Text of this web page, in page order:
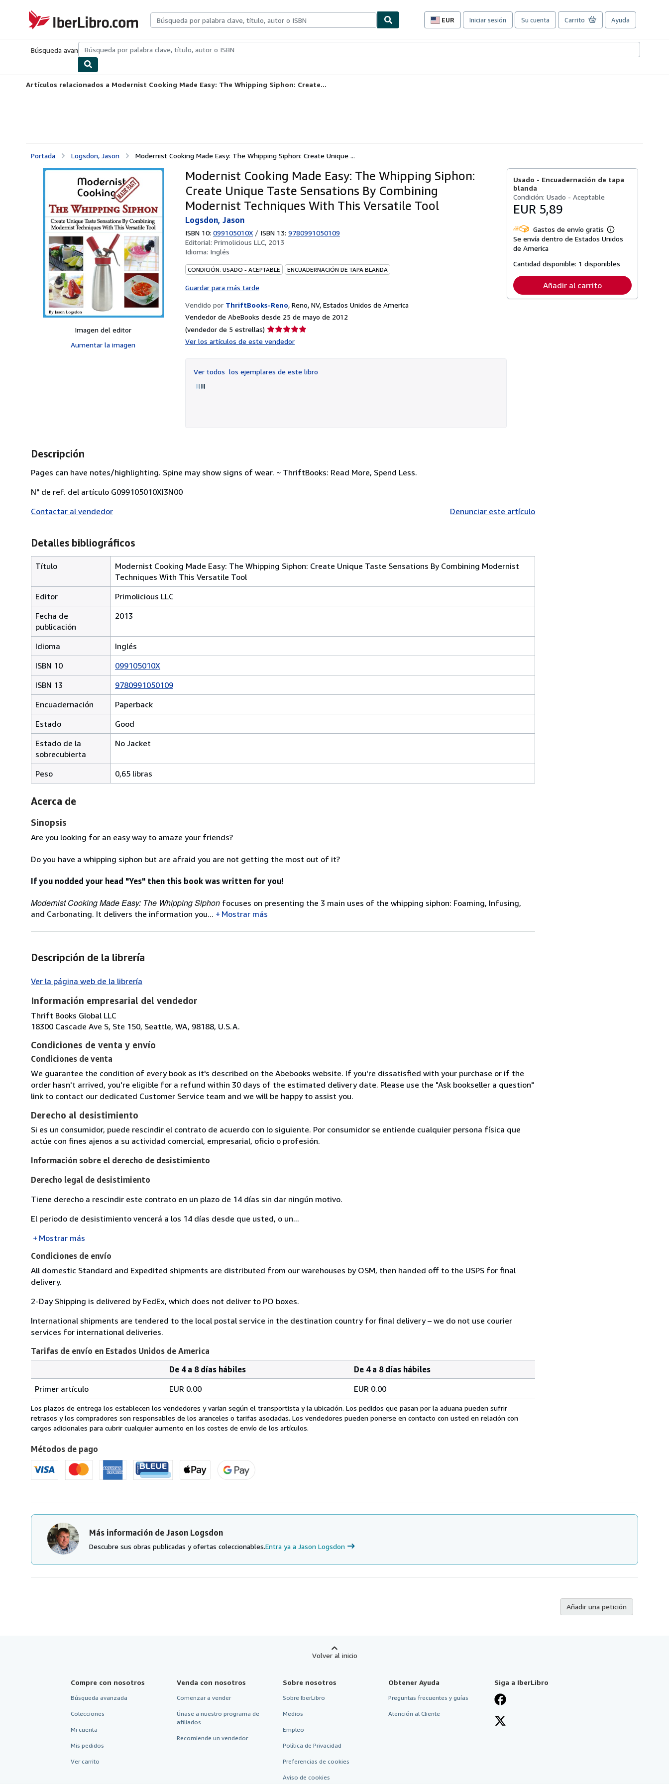
IberLibro.com
EUR
Preferencias
compra
sitio.
Iniciar sesión Su cuenta Carrito Ayuda
Búsqueda avanzadaColecciones Libros antiguosArte y coleccionismo
Artículos relacionados a Modernist Cooking Made Easy: The Whipping Siphon: Create...
Portada Logsdon, Jason Modernist Cooking Made Easy: The Whipping Siphon: Create Unique ...
Imagen del editor
Aumentar la imagen
Modernist Cooking Made Easy: The Whipping Siphon:
Create Unique Taste Sensations By Combining
Modernist Techniques With This Versatile Tool
Logsdon, Jason
ISBN 10: 099105010X / ISBN 13: 9780991050109
Editorial: Primolicious LLC, 2013
Idioma: Inglés
CONDICIÓN: USADO - ACEPTABLE ENCUADERNACIÓN DE TAPA BLANDA
Guardar para más tarde
Vendido por ThriftBooks-Reno, Reno, NV, Estados Unidos de America
Vendedor de AbeBooks desde 25 de mayo de 2012
(vendedor de 5 estrellas) Calificación
Ver los artículos de este vendedor
Ver todos los ejemplares de este libro
Usado - Encuadernación de tapa
blanda
Condición: Usado - Aceptable
EUR 5,89
Gastos de envío gratis
Más
información
tarifas
envío
Se envía dentro de Estados Unidos
de America
Cantidad disponible: 1 disponibles
Añadir al carrito
Descripción
Pages can have notes/highlighting. Spine may show signs of wear. ~ ThriftBooks: Read More, Spend Less.
N° de ref. del artículo G099105010XI3N00
Contactar al vendedor
Denunciar este artículo
Detalles bibliográficos
Título
Modernist Cooking Made Easy: The Whipping Siphon: Create Unique Taste Sensations By Combining Modernist
Techniques With This Versatile Tool
Editor
Primolicious LLC
Fecha de
publicación
2013
Idioma
Inglés
ISBN 10
099105010X
ISBN 13
9780991050109
Encuadernación
Paperback
Estado
Good
Estado de la
sobrecubierta
No Jacket
Peso 0,65 libras
Acerca de
Sinopsis
Are you looking for an easy way to amaze your friends?
Do you have a whipping siphon but are afraid you are not getting the most out of it?
If you nodded your head "Yes" then this book was written for you!
Modernist Cooking Made Easy: The Whipping Siphon focuses on presenting the 3 main uses of the whipping siphon: Foaming, Infusing,
and Carbonating. It delivers the information you...
Mostrar más
Descripción de la librería
Ver la página web de la librería
Información empresarial del vendedor
Thrift Books Global LLC
18300 Cascade Ave S, Ste 150, Seattle, WA, 98188, U.S.A.
Condiciones de venta y envío
Condiciones de venta
We guarantee the condition of every book as it's described on the Abebooks website. If you're dissatisfied with your purchase or if the
order hasn't arrived, you're eligible for a refund within 30 days of the estimated delivery date. Please use the "Ask bookseller a question"
link to contact our dedicated Customer Service team and we will be happy to assist you.
Derecho al desistimiento
Si es un consumidor, puede rescindir el contrato de acuerdo con lo siguiente. Por consumidor se entiende cualquier persona física que
actúe con fines ajenos a su actividad comercial, empresarial, oficio o profesión.
Información sobre el derecho de desistimiento
Derecho legal de desistimiento
Tiene derecho a rescindir este contrato en un plazo de 14 días sin dar ningún motivo.
El periodo de desistimiento vencerá a los 14 días desde que usted, o un...
Mostrar más
Condiciones de envío
All domestic Standard and Expedited shipments are distributed from our warehouses by OSM, then handed off to the USPS for final
delivery.
2-Day Shipping is delivered by FedEx, which does not deliver to PO boxes.
International shipments are tendered to the local postal service in the destination country for final delivery – we do not use courier
services for international deliveries.
Tarifas de envío en Estados Unidos de America
de
envío
en
Estados
de
America
pedido
De 4 a 8 días hábiles
De 4 a 8 días hábiles
Primer artículo
EUR 0.00 EUR 0.00
Los plazos de entrega los establecen los vendedores y varían según el transportista y la ubicación. Los pedidos que pasan por la aduana pueden sufrir
retrasos y los compradores son responsables de los aranceles o tarifas asociadas. Los vendedores pueden ponerse en contacto con usted en relación con
cargos adicionales para cubrir cualquier aumento en los costes de envío de los artículos.
Métodos de pago
Más información de Jason Logsdon
Descubre sus obras publicadas y ofertas coleccionables.Entra ya a Jason Logsdon
Añadir una petición
Volver al inicio
Compre con nosotros
Búsqueda avanzada
Colecciones
Mi cuenta
Mis pedidos
Ver carrito
Venda con nosotros
Comenzar a vender
Únase a nuestro programa de
afiliados
Recomiende un vendedor
Sobre nosotros
Sobre IberLibro
Medios
Empleo
Política de Privacidad
Preferencias de cookies
Aviso de cookies
Obtener Ayuda
Preguntas frecuentes y guías
Atención al Cliente
Siga a IberLibro